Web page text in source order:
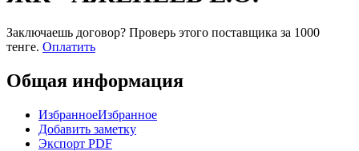
Заключаешь договор? Проверь этого поставщика за 1000
тенге. Оплатить
Общая информация
ИзбранноеИзбранное
Добавить заметку
Экспорт PDF